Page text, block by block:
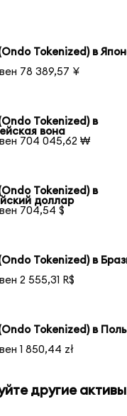
Tokenized) в
78 389,57 ¥
Tokenized) в
вона
704 045,62 ₩
Tokenized) в
доллар
704,54 $
Tokenized) в
2 555,31 R$
Tokenized) в
1 850,44 zł
другие